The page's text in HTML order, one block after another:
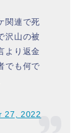
関連で死
沢山の被
より返金
でも何で
27, 2022